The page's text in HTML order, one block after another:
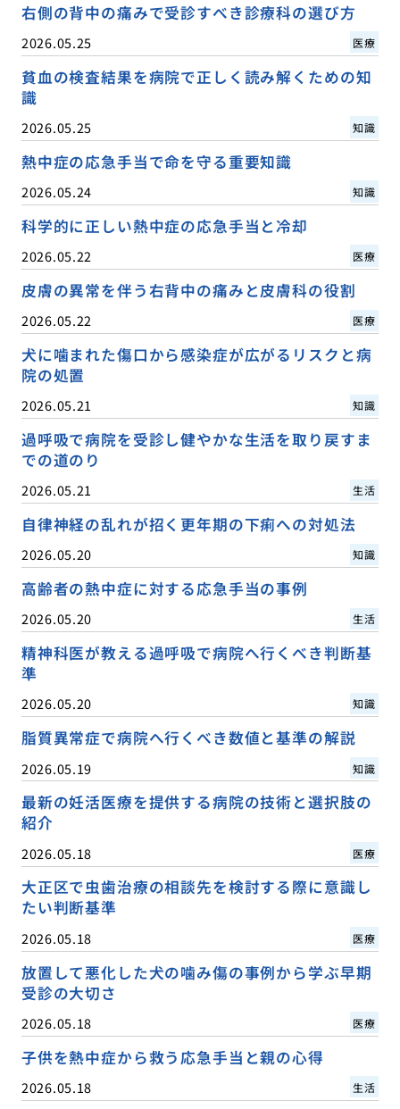
右側の背中の痛みで受診すべき診療科の選び方
2026.05.25 医療
貧血の検査結果を病院で正しく読み解くための知
識
2026.05.25 知識
熱中症の応急手当で命を守る重要知識
2026.05.24 知識
科学的に正しい熱中症の応急手当と冷却
2026.05.22 医療
皮膚の異常を伴う右背中の痛みと皮膚科の役割
2026.05.22 医療
犬に噛まれた傷口から感染症が広がるリスクと病
院の処置
2026.05.21 知識
過呼吸で病院を受診し健やかな生活を取り戻すま
での道のり
2026.05.21 生活
自律神経の乱れが招く更年期の下痢への対処法
2026.05.20 知識
高齢者の熱中症に対する応急手当の事例
2026.05.20 生活
精神科医が教える過呼吸で病院へ行くべき判断基
準
2026.05.20 知識
脂質異常症で病院へ行くべき数値と基準の解説
2026.05.19 知識
最新の妊活医療を提供する病院の技術と選択肢の
紹介
2026.05.18 医療
大正区で虫歯治療の相談先を検討する際に意識し
たい判断基準
2026.05.18 医療
放置して悪化した犬の噛み傷の事例から学ぶ早期
受診の大切さ
2026.05.18 医療
子供を熱中症から救う応急手当と親の心得
2026.05.18 生活